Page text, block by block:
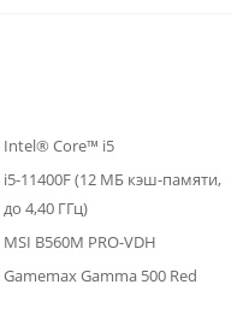
Intel® Core™ i5
i5-11400F (12 МБ кэш-памяти,
до 4,40 ГГц)
MSI B560M PRO-VDH
Gamemax Gamma 500 Red